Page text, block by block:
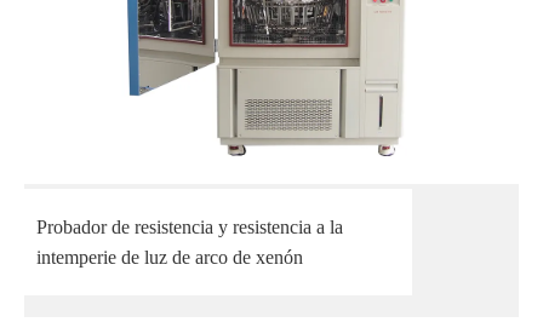
Probador de resistencia y resistencia a la
intemperie de luz de arco de xenón